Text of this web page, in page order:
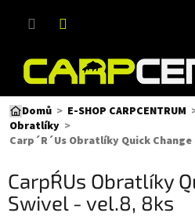
Domů E-SHOP CARPCENTRUM
Obratlíky
Carp´R´Us Obratlíky Quick
Carp´R´Us Obratlíky
Swivel - vel.8, 8ks